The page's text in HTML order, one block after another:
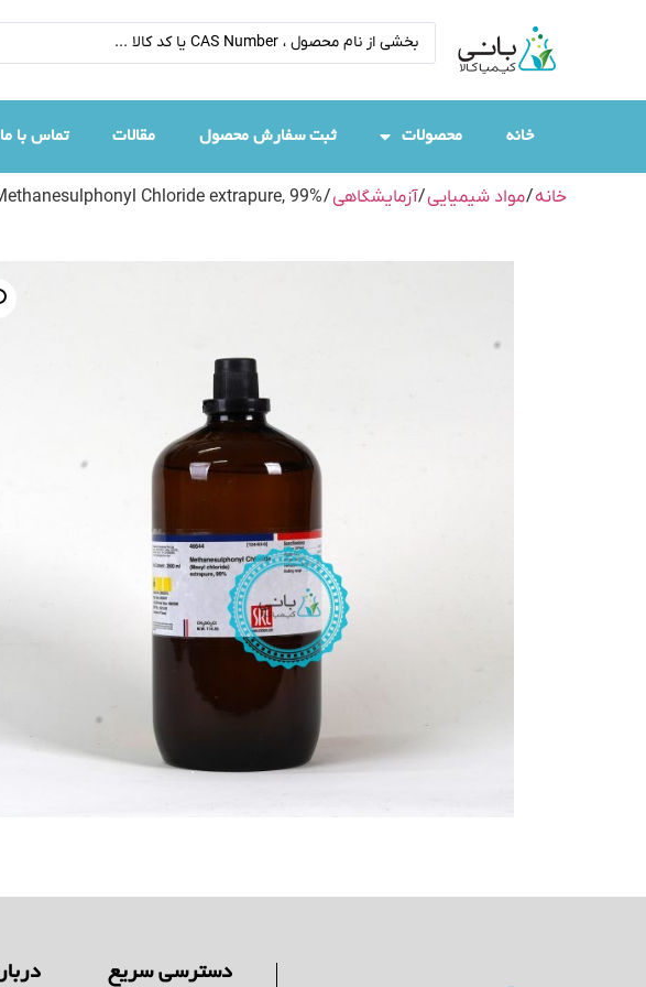
خانه محصولات ثبت سفارش محصول مقالات تماس با ما
خانه/مواد شیمیایی/آزمایشگاهی/
Chloride extrapure, 99%
دسترسی سریع